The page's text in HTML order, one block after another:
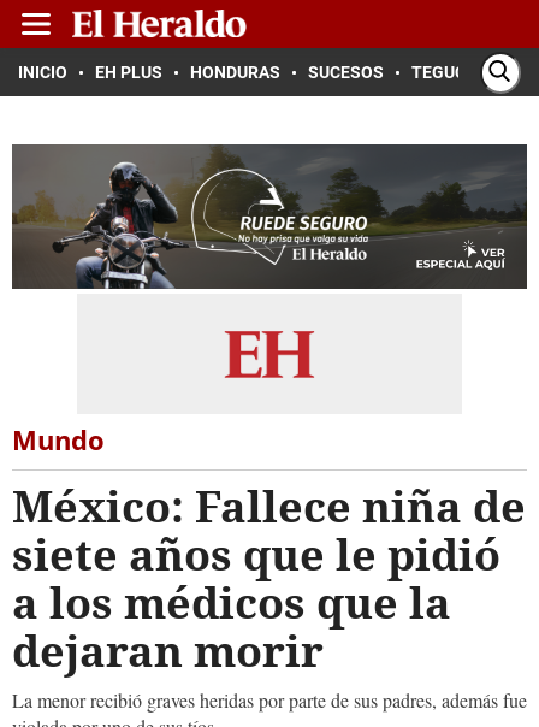
INICIO EH PLUS HONDURAS SUCESOS TEGUCIGALPA
Mundo
México: Fallece niña de
siete años que le pidió
a los médicos que la
dejaran morir
La menor recibió graves heridas por parte de sus padres, además fue